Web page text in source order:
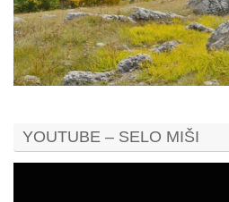
YOUTUBE – SELO MIŠI